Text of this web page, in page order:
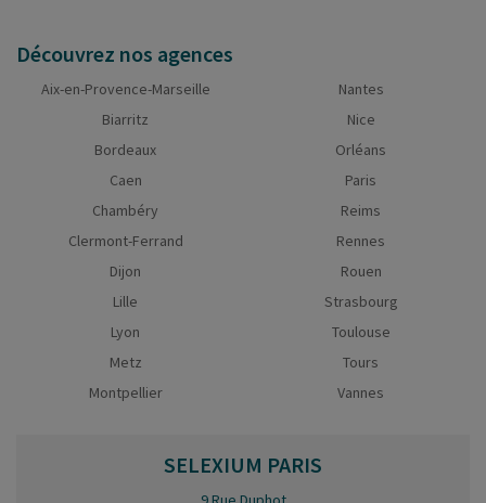
Découvrez nos agences
Aix-en-Provence-Marseille
Biarritz
Bordeaux
Caen
Chambéry
Clermont-Ferrand
Dijon
Lille
Lyon
Metz
Montpellier
Nantes
Nice
Orléans
Paris
Reims
Rennes
Rouen
Strasbourg
Toulouse
Tours
Vannes
SELEXIUM PARIS